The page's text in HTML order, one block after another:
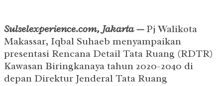
Sulselexperience.com, Jakarta — Pj Walikota
Makassar, Iqbal Suhaeb menyampaikan
presentasi Rencana Detail Tata Ruang (RDTR)
Kawasan Biringkanaya tahun 2020-2040 di
depan Direktur Jenderal Tata Ruang